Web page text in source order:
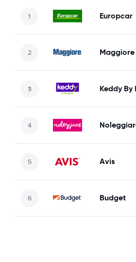
Europcar
Maggiore
Keddy By
Avis
Budget